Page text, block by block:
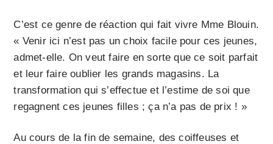
C’est ce genre de réaction qui fait vivre Mme Blouin.
« Venir ici n’est pas un choix facile pour ces jeunes,
admet-elle. On veut faire en sorte que ce soit parfait
et leur faire oublier les grands magasins. La
transformation qui s’effectue et l’estime de soi que
regagnent ces jeunes filles ; ça n’a pas de prix ! »
Au cours de la fin de semaine, des coiffeuses et